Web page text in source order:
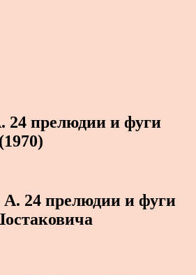
24 прелюдии и фуги
24 прелюдии и фуги